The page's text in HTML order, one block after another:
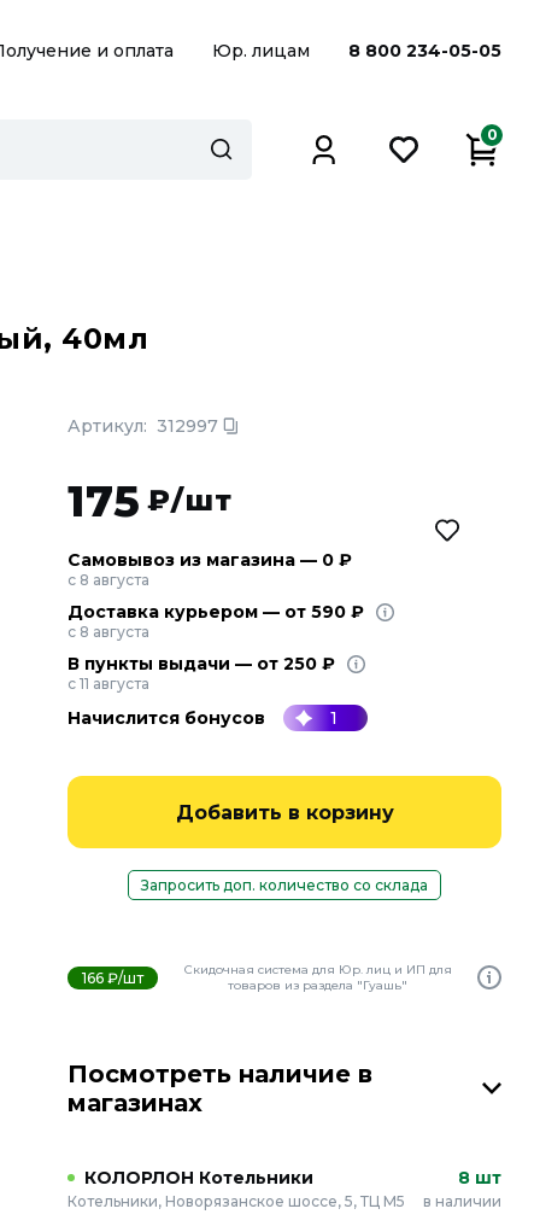
и оплата Юр. лицам 8 800 234-05-05
0
40мл
Артикул: 312997
175 ₽/шт
Самовывоз из магазина — 0 ₽
с 8 августа
Доставка курьером — от 590 ₽
с 8 августа
В пункты выдачи — от 250 ₽
с 11 августа
Начислится бонусов 1
Добавить в корзину
Запросить доп. количество со склада
166 ₽/шт
Скидочная система для Юр. лиц и ИП для
товаров из раздела "Гуашь"
Посмотреть наличие в
магазинах
КОЛОРЛОН Котельники
Котельники, Новорязанское шоссе, 5, ТЦ М5
8 шт
в наличии